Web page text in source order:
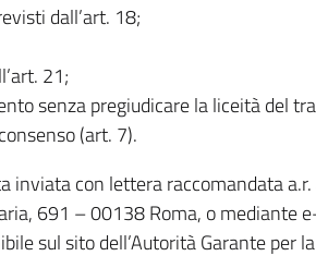
dall’art. 18;
21;
senza pregiudicare la liceità del
(art. 7).
con lettera raccomandata
691 – 00138 Roma, o mediante
sul sito dell’Autorità Garante per